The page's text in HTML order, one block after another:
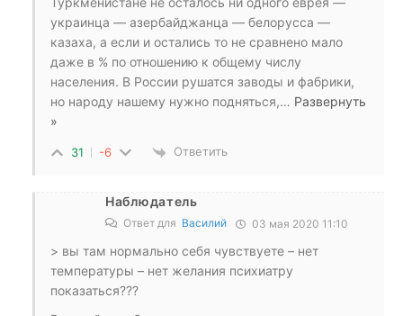
украинца — азербайджанца — белорусса —
казаха, а если и остались то не сравнено мало
даже в % по отношению к общему числу
населения. В России рушатся заводы и фабрики,
но народу нашему нужно подняться,… Развернуть
»
31 -6 Ответить
Наблюдатель
Ответ для Василий 03 мая 2020 11:10
> вы там нормально себя чувствуете – нет
температуры – нет желания психиатру
показаться???